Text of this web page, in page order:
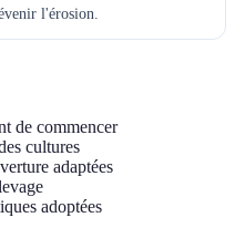
l'érosion.
de commencer
cultures
adaptées
adoptées